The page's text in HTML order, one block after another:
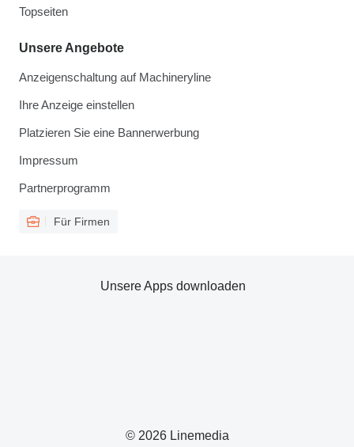
Topseiten
Unsere Angebote
Anzeigenschaltung auf Machineryline
Ihre Anzeige einstellen
Platzieren Sie eine Bannerwerbung
Impressum
Partnerprogramm
Für Firmen
© 2026 Linemedia
Unsere Apps downloaden